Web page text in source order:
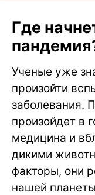
Где
Ученые уже
произойти
заболевания.
произойдет в
медицина и
дикими
факторы, они
нашей